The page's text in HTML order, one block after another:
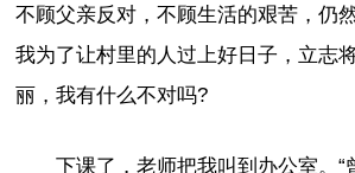
不顾父亲反对，不顾生活的艰苦，仍
我为了让村里的人过上好日子，立志
丽，我有什么不对吗?
下课了，老师把我叫到办公室。“